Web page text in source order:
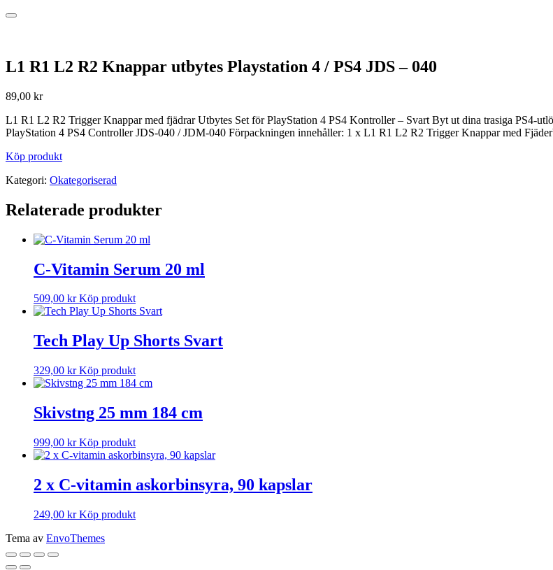
L1 R1 L2 R2 Knappar utbytes Playstation 4 / PS4 JDS – 040
89,00 kr
L1 R1 L2 R2 Trigger Knappar med fjädrar Utbytes Set för PlayStation 4 PS4 Kontroller – Svart Byt ut dina trasiga PS4-
PlayStation 4 PS4 Controller JDS-040 / JDM-040 Förpackningen innehåller: 1 x L1 R1 L2 R2 Trigger Knappar med
Köp produkt
Kategori: Okategoriserad
Relaterade produkter
C-Vitamin Serum 20 ml
509,00 kr Köp produkt
Tech Play Up Shorts Svart
329,00 kr Köp produkt
Skivstng 25 mm 184 cm
999,00 kr Köp produkt
2 x C-vitamin askorbinsyra, 90 kapslar
249,00 kr Köp produkt
Tema av EnvoThemes